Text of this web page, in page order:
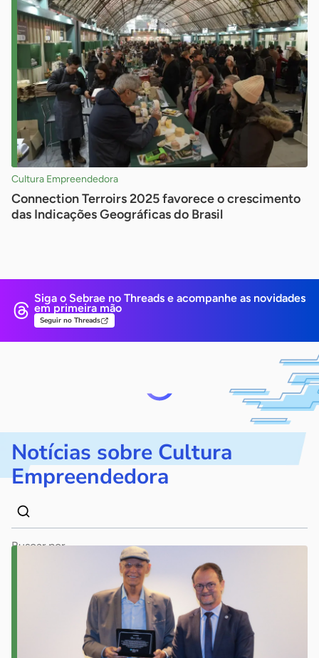
Cultura Empreendedora
Connection Terroirs 2025 favorece o crescimento
das Indicações Geográficas do Brasil
Siga o Sebrae no Threads e acompanhe as novidades
em primeira mão
Seguir no Threads
Notícias sobre Cultura
Empreendedora
para
chave